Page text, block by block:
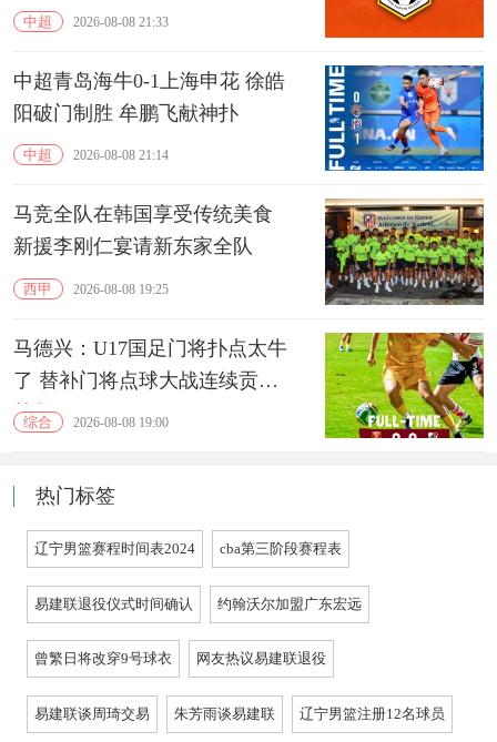
中超 2026-08-08 21:33
中超青岛海牛0-1上海申花 徐皓
阳破门制胜 牟鹏飞献神扑
中超 2026-08-08 21:14
马竞全队在韩国享受传统美食
新援李刚仁宴请新东家全队
西甲 2026-08-08 19:25
马德兴：U17国足门将扑点太牛
了 替补门将点球大战连续贡献
扑救
综合 2026-08-08 19:00
热门标签
辽宁男篮赛程时间表2024 cba第三阶段赛程表
易建联退役仪式时间确认 约翰沃尔加盟广东宏远
曾繁日将改穿9号球衣 网友热议易建联退役
易建联谈周琦交易 朱芳雨谈易建联 辽宁男篮注册12名球员